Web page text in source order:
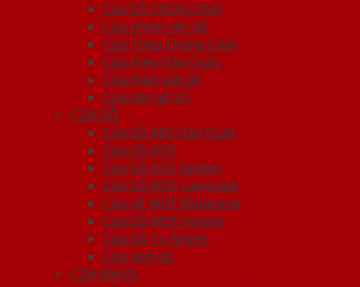
Cửa Gỗ Chống Cháy
Cửa nhôm vân gỗ
Cửa Thép Chống Cháy
Cửa thép Hàn Quốc
Cửa thép vân gỗ
Cửa vân gỗ 5D
CỬA GỖ
Cửa Gỗ ABS Hàn Quốc
Cửa Gỗ HDF
Cửa Gỗ HDF Veneer
Cửa Gỗ MDF Laminate
Cửa gỗ MDF Melamine
Cửa Gỗ MDF Veneer
Cửa Gỗ Tự Nhiên
Cửa vòm gỗ
CỬA NHỰA